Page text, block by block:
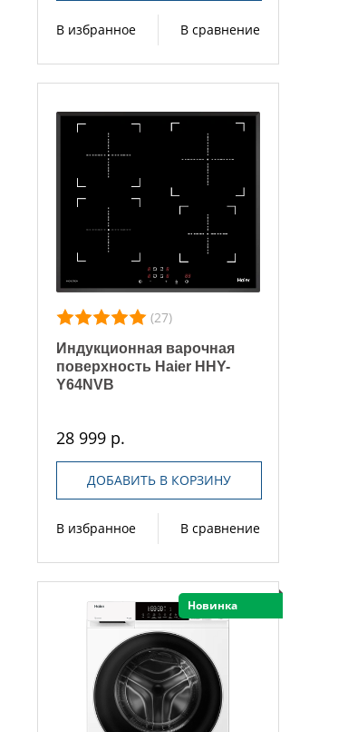
В избранное В сравнение
(27)
Индукционная варочная
поверхность Haier HHY-
Y64NVB
28 999 р.
ДОБАВИТЬ В КОРЗИНУ
В избранное В сравнение
Новинка